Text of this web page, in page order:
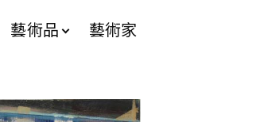
藝術品 藝術家